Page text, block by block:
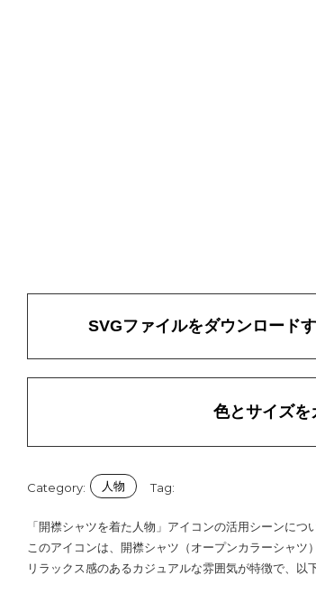
SVGファイルをダウンロード
色とサイズを
Category: 人物 Tag:
「開襟シャツを着た人物」アイコンの活用シーンにつ
このアイコンは、開襟シャツ（オープンカラーシャツ
リラックス感のあるカジュアルな雰囲気が特徴で、以